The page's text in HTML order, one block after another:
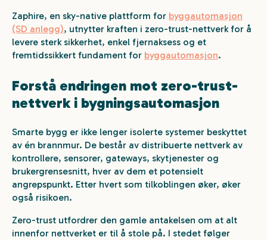
Zaphire, en sky-native plattform for byggautomasjon
(SD anlegg), utnytter kraften i zero-trust-nettverk for å
levere sterk sikkerhet, enkel fjernaksess og et
fremtidssikkert fundament for byggautomasjon.
Forstå endringen mot zero-trust-
nettverk i bygningsautomasjon
Smarte bygg er ikke lenger isolerte systemer beskyttet
av én brannmur. De består av distribuerte nettverk av
kontrollere, sensorer, gateways, skytjenester og
brukergrensesnitt, hver av dem et potensielt
angrepspunkt. Etter hvert som tilkoblingen øker, øker
også risikoen.
Zero-trust utfordrer den gamle antakelsen om at alt
innenfor nettverket er til å stole på. I stedet følger